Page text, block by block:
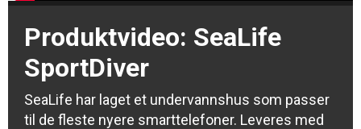
Produktvideo: SeaLife
SportDiver
SeaLife har laget et undervannshus som passer
til de fleste nyere smarttelefoner. Leveres med